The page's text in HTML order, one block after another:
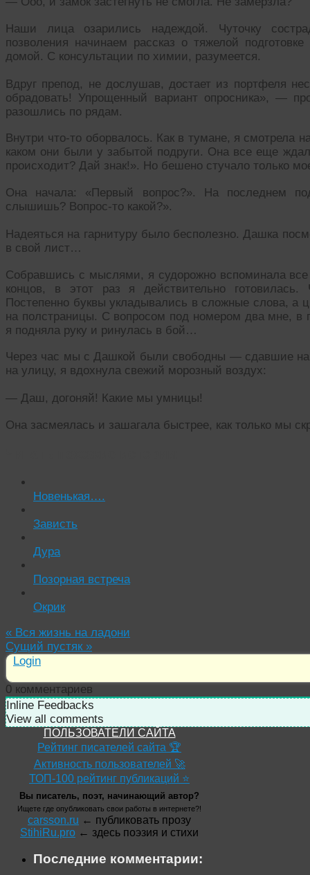
Наши лица озарились надеждой. Чуточку
позволения начинаем рассказ о тяжелой
домой. С консультации по химии, разумеется.
Вдруг препод, не дослушав, достает из портфеля
обрадовать! Упрощенный вариант опросника», —
разошлись по рядам.
Внутри что-то оборвалось. Как в тумане, я смотрела
каком они были у забытой подруги. Она все еще
происходит? Дай знак!». Но бешено стучало только
Она начала: «Первый вопрос?». На последнем
слышишь? Вопрос-то какой?».
Надеяться на гарнитуру было бесполезно. Дашка
в свой лист…
Собравшись с мыслями, я судорожно вспоминала
концов, в этот раз я действительно
Постепенно буквы укладывались в сложные слова,
на полстраницы. С вопросом под номером два мне, в
я подняла руку и ринулась в бой…
Через час мы с Дашкой были свободны — сдавшие на
на улицу, я вдохнула свежий морозный воздух:
— Даш, догоняй! Какие мы умницы!
Она засмеялась и зашагала быстрее, как только мы
Новенькая….
Зависть
Дура
Позорная встреча
Окрик
« Вся жизнь на ладони
Сущий пустяк »
Login
0 комментариев
Inline Feedbacks
View all comments
ПОЛЬЗОВАТЕЛИ САЙТА
Рейтинг писателей сайта 🏆
Активность пользователей 🚀
ТОП-100 рейтинг публикаций ⭐
Вы писатель, поэт, начинающий автор?
Ищете где опубликовать свои работы в интернете?!
carsson.ru ← публиковать прозу
StihiRu.pro ← здесь поэзия и стихи
Последние комментарии: